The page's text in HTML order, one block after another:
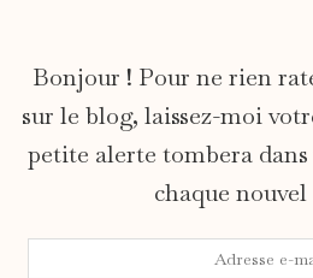
Bonjour ! Pour ne rien
sur le blog, laissez-moi
petite alerte tombera
chaque